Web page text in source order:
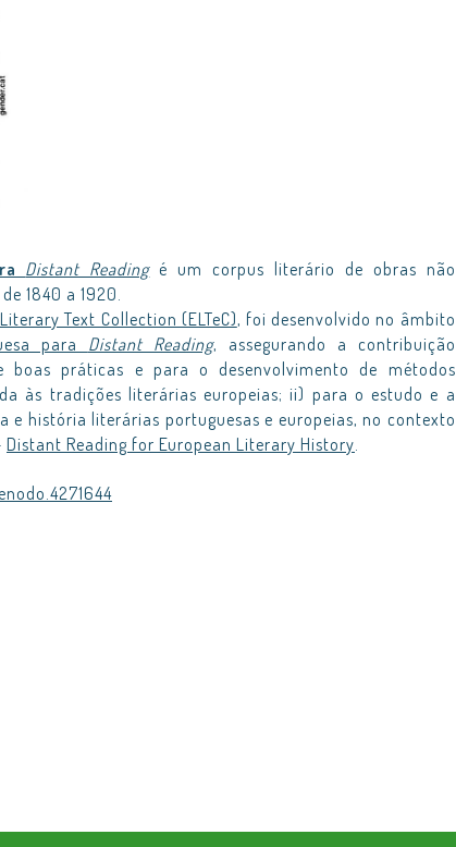
Distant Readingé um corpus literário de obras não
1840 a 1920.
Text Collection (ELTeC), foi desenvolvido no âmbito
para Distant Reading, assegurando a contribuição
boas práticas e para o desenvolvimento de métodos
às tradições literárias europeias; ii) para o estudo e a
e história literárias portuguesas e europeias, no contexto
Distant Reading for European Literary History.